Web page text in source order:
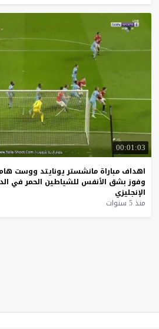
00:01:03
اهداف مباراة مانشستر يونايتد ووست
وفوز بشق الأنفس للشياطين الحمر في
الإنجليزي
منذ 5 سنوات